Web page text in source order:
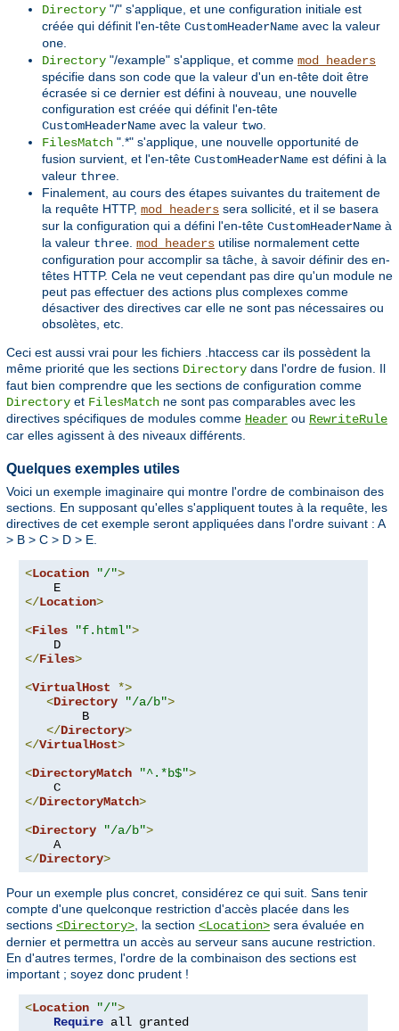
Directory "/" s'applique, et une configuration initiale est
créée qui définit l'en-tête CustomHeaderName avec la valeur
one
Directory "/example" s'applique, et comme mod_headers
spécifie dans son code que la valeur d'un en-tête doit être
écrasée si ce dernier est défini à nouveau, une nouvelle
configuration est créée qui définit l'en-tête
CustomHeaderName avec la valeur two
FilesMatch ".*" s'applique, une nouvelle opportunité de
fusion survient, et l'en-tête CustomHeaderName est défini à la
valeur three
Finalement, au cours des étapes suivantes du traitement de
la requête HTTP, mod_headers sera sollicité, et il se basera
sur la configuration qui a défini l'en-tête CustomHeaderName à
la valeur three mod_headers utilise normalement cette
configuration pour accomplir sa tâche, à savoir définir des en-
têtes HTTP. Cela ne veut cependant pas dire qu'un module ne
peut pas effectuer des actions plus complexes comme
désactiver des directives car elle ne sont pas nécessaires ou
obsolètes, etc.
Ceci est aussi vrai pour les fichiers .htaccess car ils possèdent la
même priorité que les sections Directory dans l'ordre de fusion. Il
faut bien comprendre que les sections de configuration comme
Directory et FilesMatch ne sont pas comparables avec les
directives spécifiques de modules comme Header ou RewriteRule
car elles agissent à des niveaux différents.
Quelques exemples utiles
Voici un exemple imaginaire qui montre l'ordre de combinaison des
sections. En supposant qu'elles s'appliquent toutes à la requête, les
directives de cet exemple seront appliquées dans l'ordre suivant : A
> B > C > D > E.
<Location "/">
</Location>
<Files "f.html">
</Files>
<VirtualHost
*>
<Directory "/a/b">
        B
</Directory>
</VirtualHost>
<DirectoryMatch "^.*b$">
</DirectoryMatch>
<Directory "/a/b">
</Directory>
Pour un exemple plus concret, considérez ce qui suit. Sans tenir
compte d'une quelconque restriction d'accès placée dans les
sections <Directory> , la section <Location> sera évaluée en
dernier et permettra un accès au serveur sans aucune restriction.
En d'autres termes, l'ordre de la combinaison des sections est
important ; soyez donc prudent !
<Location "/">
Require